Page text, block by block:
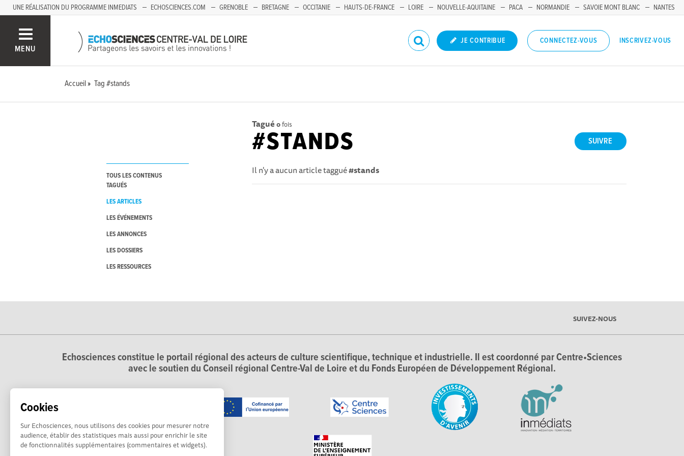
Cookies
Sur Echosciences, nous utilisons des cookies pour mesurer notre
audience, établir des statistiques mais aussi pour enrichir le site
de fonctionnalités supplémentaires (commentaires et widgets).
UNE RÉALISATION DU PROGRAMME INMEDIATS ECHOSCIENCES.COM GRENOBLE BRETAGNE OCCITANIE HAUTS-DE-FRANCE LOIRE NOUVELLE-AQUITAINE PACA NORMANDIE SAVOIE MONT BLANC
NANTES
MENU
JE CONTRIBUE CONNECTEZ-VOUS INSCRIVEZ-VOUS
Accueil Tag #stands
TOUS LES CONTENUS
TAGUÉS
LES ARTICLES
LES ÉVÉNEMENTS
LES ANNONCES
LES DOSSIERS
LES RESSOURCES
Tagué 0fois
SUIVRE
#STANDS
Il n'y a aucun article taggué#stands
SUIVEZ-NOUS
Echosciences constitue le portail régional des acteurs de culture scientifique, technique et industrielle. Il est coordonné par Centre•Sciences
avec le soutien du Conseil régional Centre-Val de Loire et du Fonds Européen de Développement Régional.